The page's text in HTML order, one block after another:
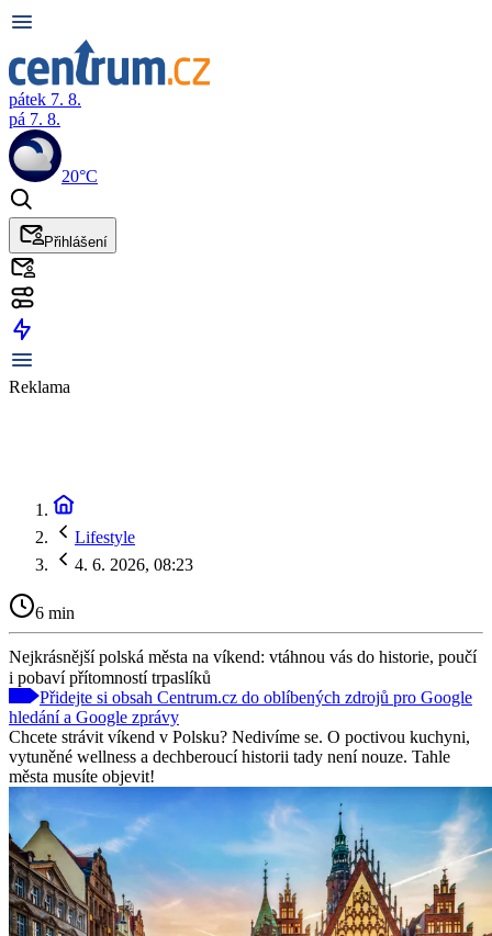
pátek 7. 8.
pá 7. 8.
20°C
Přihlášení
Reklama
Lifestyle
4. 6. 2026, 08:23
6 min
Nejkrásnější polská města na víkend: vtáhnou vás do historie, poučí
i pobaví přítomností trpaslíků
Přidejte si obsah Centrum.cz do oblíbených zdrojů pro Google
hledání a Google zprávy
Chcete strávit víkend v Polsku? Nedivíme se. O poctivou kuchyni,
vytuněné wellness a dechberoucí historii tady není nouze. Tahle
města musíte objevit!